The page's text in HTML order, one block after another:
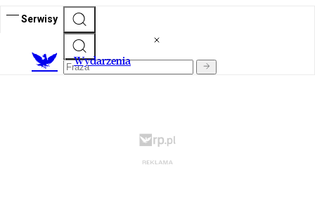
Serwisy
Wydarzenia